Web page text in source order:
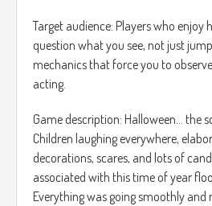
Target audience: Players who
question what you see, not just
mechanics that force you to
acting.
Game description: Halloween... the
Children laughing everywhere,
decorations, scares, and lots of
associated with this time of year
Everything was going smoothly and